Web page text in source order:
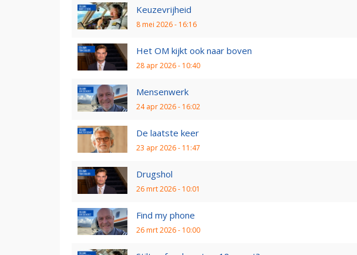
Keuzevrijheid
8 mei 2026 - 16:16
Het OM kijkt ook naar boven
28 apr 2026 - 10:40
Mensenwerk
24 apr 2026 - 16:02
De laatste keer
23 apr 2026 - 11:47
Drugshol
26 mrt 2026 - 10:01
Find my phone
26 mrt 2026 - 10:00